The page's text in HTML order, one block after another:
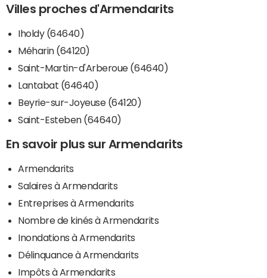
Villes proches d'Armendarits
Iholdy (64640)
Méharin (64120)
Saint-Martin-d'Arberoue (64640)
Lantabat (64640)
Beyrie-sur-Joyeuse (64120)
Saint-Esteben (64640)
En savoir plus sur Armendarits
Armendarits
Salaires à Armendarits
Entreprises à Armendarits
Nombre de kinés à Armendarits
Inondations à Armendarits
Délinquance à Armendarits
Impôts à Armendarits